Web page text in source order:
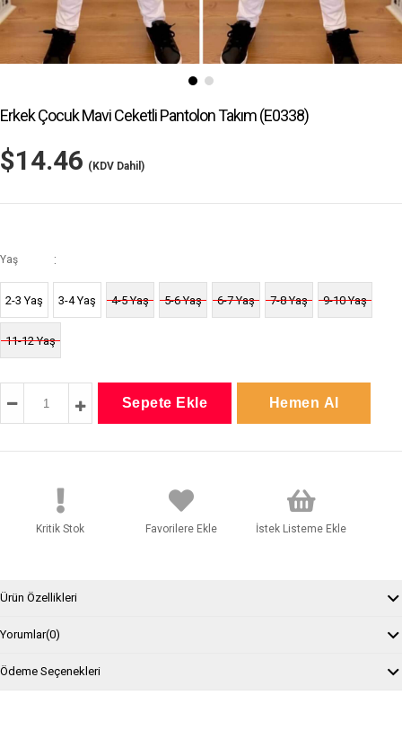
Erkek Çocuk Mavi Ceketli Pantolon Takım(E0338)
$14.46 (KDV Dahil)
Yaş :
2-3 Yaş 3-4 Yaş 4-5 Yaş 5-6 Yaş 6-7 Yaş 7-8 Yaş 9-10 Yaş
11-12 Yaş
Kritik Stok Favorilere Ekle İstek Listeme Ekle
Ürün Özellikleri
Yorumlar(0)
Ödeme Seçenekleri